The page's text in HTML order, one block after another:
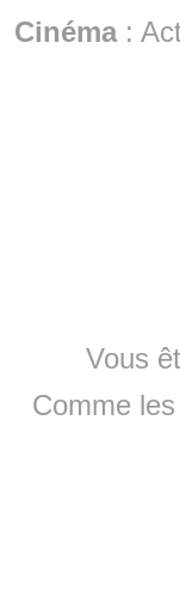
Cinéma:
Vous
Comme